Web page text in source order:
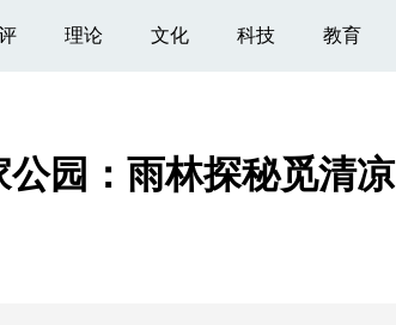
理论 文化 科技 教育
园：雨林探秘觅清凉